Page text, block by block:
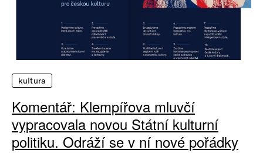
kultura
Komentář: Klempířova mluvčí
vypracovala novou Státní kulturní
politiku. Odráží se v ní nové pořádky